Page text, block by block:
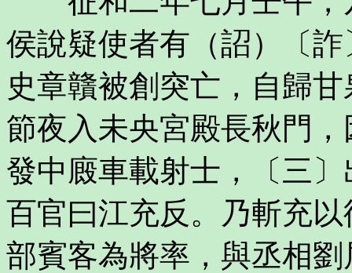
侯說疑使者有（詔）〔
史章贛被創突亡，自歸
節夜入未央宮殿長秋門
發中廄車載射士，〔三
百官曰江充反。乃斬充
部賓客為將率，與丞相